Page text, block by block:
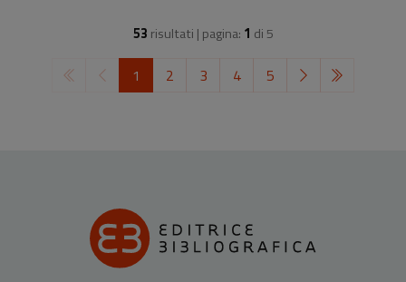
53 risultati | pagina: 1 di 5
1 2 3 4 5